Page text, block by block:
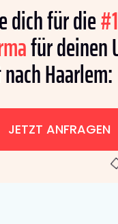
dich für die#1
für deinen
Haarlem:
JETZT ANFRAGEN